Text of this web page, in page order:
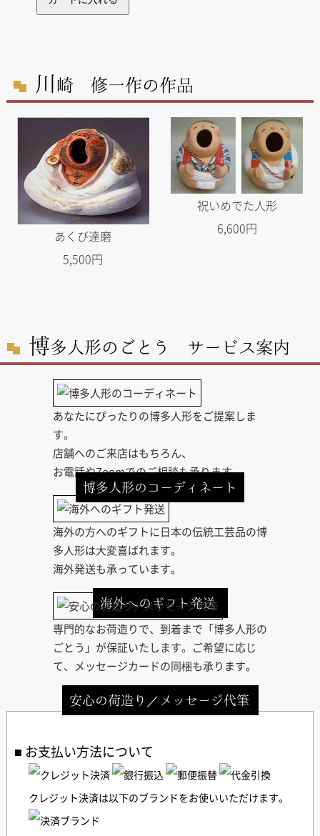
川 崎 修一作の作品
あくび達磨
5,500円
祝いめでた人形
6,600円
博多人形のごとう サービス案内
博多人形のコーディネート
あなたにぴったりの博多人形をご提案しま
す。
店舗へのご来店はもちろん、
お電話やZoomでのご相談も承ります。
海外へのギフト発送
海外の方へのギフトに日本の伝統工芸品の博
多人形は大変喜ばれます。
海外発送も承っています。
安心の荷造り／メッセージ代筆
専門的なお荷造りで、到着まで「博多人形の
ごとう」が保証いたします。ご希望に応じ
て、メッセージカードの同梱も承ります。
お支払い方法について
クレジット決済は以下のブランドをお使いいただけます。